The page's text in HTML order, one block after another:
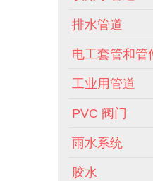
排水管道
电工套管和管
工业用管道
PVC 阀门
雨水系统
胶水